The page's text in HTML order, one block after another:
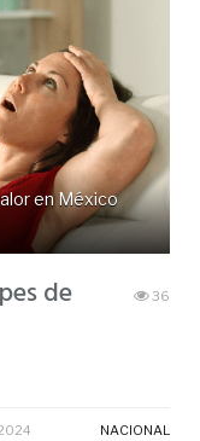
en México
de
36
NACIONAL